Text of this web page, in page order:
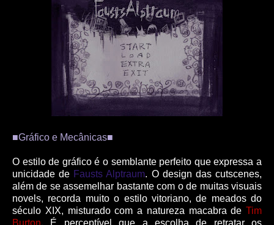
■Gráfico e Mecânicas■
O estilo de gráfico é o semblante perfeito que expressa a
unicidade de Fausts Alptraum. O design das cutscenes,
além de se assemelhar bastante com o de muitas visuais
novels, recorda muito o estilo vitoriano, de meados do
século XIX, misturado com a natureza macabra de Tim
Burton. É perceptível que a escolha de retratar os